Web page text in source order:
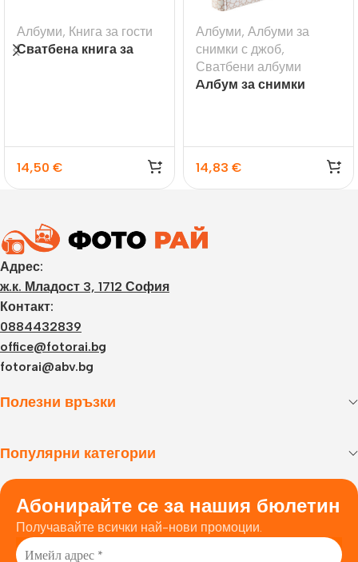
Албуми, Книга за гости
Сватбена книга за
14,50 €
Албуми, Албуми за
снимки с джоб,
Сватбени албуми
Aлбум за снимки
14,83 €
Адрес:
ж.к. Младост 3, 1712 София
Контакт:
0884432839
office@fotorai.bg
fotorai@abv.bg
Полезни връзки
Популярни категории
Абонирайте се за нашия бюлетин
Получавайте всички най-нови промоции.